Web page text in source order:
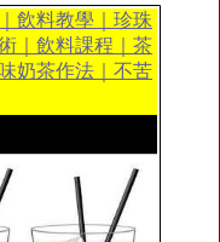
飲料教學｜珍珠
｜飲料課程｜茶
奶茶作法｜不苦